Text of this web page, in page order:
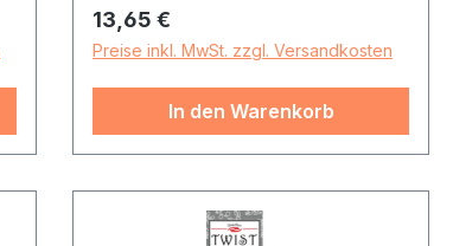
Regulärer Preis:
13,65 €
Preise inkl. MwSt. zzgl. Versandkosten
In den Warenkorb